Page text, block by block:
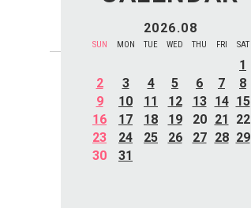
2026.08
SUN MON TUE WED THU FRI SAT
1
2
3 4 5 6 7
8
9
10 11 12 13 14 15
16
17 18 19 20 21
22
23
24 25 26 27 28 29
30
31